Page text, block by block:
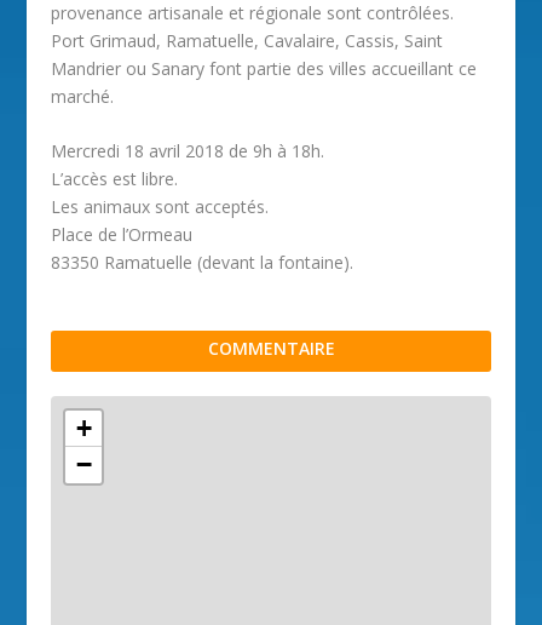
provenance artisanale et régionale sont contrôlées.
Port Grimaud, Ramatuelle, Cavalaire, Cassis, Saint
Mandrier ou Sanary font partie des villes accueillant ce
marché.
Mercredi 18 avril 2018 de 9h à 18h.
L’accès est libre.
Les animaux sont acceptés.
Place de l’Ormeau
83350 Ramatuelle (devant la fontaine).
COMMENTAIRE
+
−